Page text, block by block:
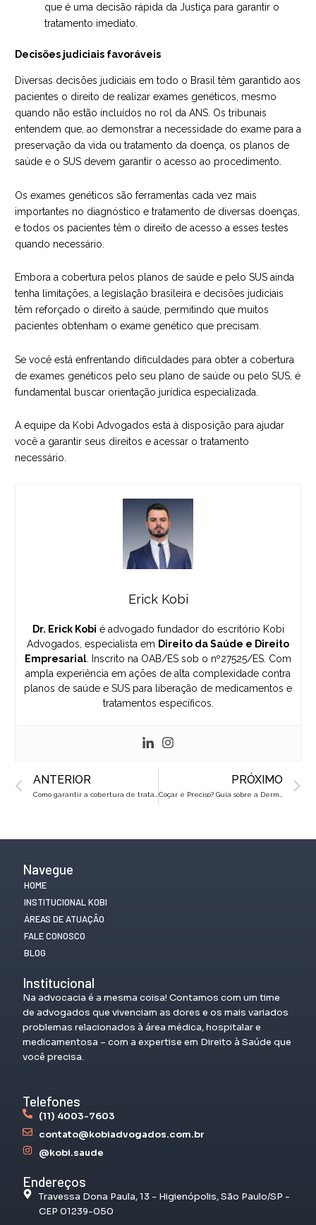
que é uma decisão rápida da Justiça para garantir o
tratamento imediato.
Decisões judiciais favoráveis
Diversas decisões judiciais em todo o Brasil têm garantido aos
pacientes o direito de realizar exames genéticos, mesmo
quando não estão incluídos no rol da ANS . Os tribunais
entendem que, ao demonstrar a necessidade do exame para a
preservação da vida ou tratamento da doença, os planos de
saúde e o SUS devem garantir o acesso ao procedimento.
Os exames genéticos são ferramentas cada vez mais
importantes no diagnóstico e tratamento de diversas doenças,
e todos os pacientes têm o direito de acesso a esses testes
quando necessário.
Embora a cobertura pelos planos de saúde e pelo SUS ainda
tenha limitações, a legislação brasileira e decisões judiciais
têm reforçado o direito à saúde, permitindo que muitos
pacientes obtenham o exame genético que precisam.
Se você está enfrentando dificuldades para obter a cobertura
de exames genéticos pelo seu plano de saúde ou pelo SUS, é
fundamental buscar orientação jurídica especializada.
A equipe da Kobi Advogados está à disposição para ajudar
você a garantir seus direitos e acessar o tratamento
necessário.
Erick Kobi
Dr. Erick Kobi é advogado fundador do escritório Kobi
Advogados, especialista em Direito da Saúde e Direito
Empresarial . Inscrito na OAB/ES sob o nº27525/ES. Com
ampla experiência em ações de alta complexidade contra
planos de saúde e SUS para liberação de medicamentos e
tratamentos específicos.
Prev
ANTERIOR PRÓXIMO
Navegue
HOME
INSTITUCIONAL KOBI
ÁREAS DE ATUAÇÃO
FALE CONOSCO
BLOG
Institucional
Na advocacia é a mesma coisa! Contamos com um time
de advogados que vivenciam as dores e os mais variados
problemas relacionados à área médica, hospitalar e
medicamentosa – com a expertise em Direito à Saúde que
você precisa.
Telefones
(11) 4003-7603
contato@kobiadvogados.com.br
@kobi.saude
Endereços
Travessa Dona Paula, 13 - Higienópolis, São Paulo/SP -
CEP 01239-050